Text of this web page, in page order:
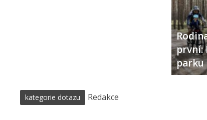
první:
parku
kategorie dotazu Redakce